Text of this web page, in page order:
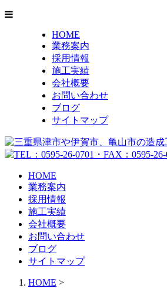
HOME
業務案内
採用情報
施工実績
会社概要
お問い合わせ
ブログ
サイトマップ
HOME
業務案内
採用情報
施工実績
会社概要
お問い合わせ
ブログ
サイトマップ
HOME >